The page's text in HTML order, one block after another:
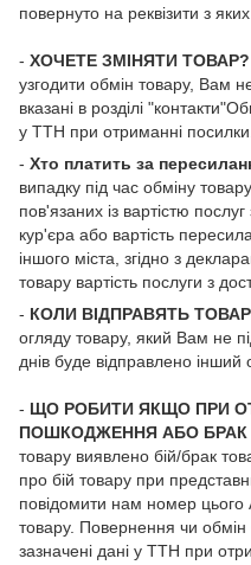
повернуто на реквізити з
- ХОЧЕТЕ ЗМІНЯТИ
узгодити обмін товару, Вам
вказані в розділі
у ТТН при отриманні посилки.
- Хто платить за
випадку під час обміну
пов'язаних із вартістю
кур'єра або вартість
іншого міста, згідно з
товару вартість послуги з
- КОЛИ ВІДПРАВЯТЬ
огляду товару, який Вам не
днів буде відправлено
- ЩО РОБИТИ ЯКЩО ПРИ
ПОШКОДЖЕННЯ АБО БРАК
товару виявлено бій/брак
про бій товару при
повідомити нам номер цього
товару. Повернення чи
зазначені дані у ТТН при